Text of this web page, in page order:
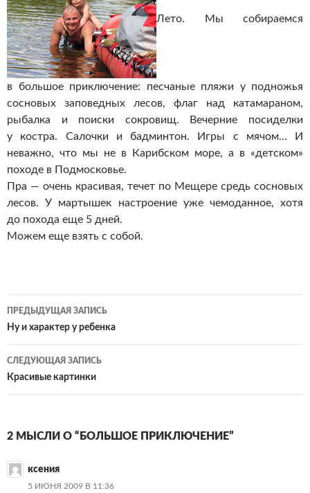
Лето. Мы собираемся
в большое приключение: песчаные пляжи у подножья
сосновых заповедных лесов, флаг над катамараном,
рыбалка и поиски сокровищ. Вечерние посиделки
у костра. Салочки и бадминтон. Игры с мячом… И
неважно, что мы не в Карибском море, а в «детском»
походе в Подмосковье.
Пра — очень красивая, течет по Мещере средь сосновых
лесов. У мартышек настроение уже чемоданное, хотя
до похода еще 5 дней.
Можем еще взять с собой.
Навигация
по
записям
ПРЕДЫДУЩАЯ ЗАПИСЬ
Ну и характер у ребенка
СЛЕДУЮЩАЯ ЗАПИСЬ
Красивые картинки
2 МЫСЛИ О “БОЛЬШОЕ ПРИКЛЮЧЕНИЕ”
ксения
5 ИЮНЯ 2009 В 11:36